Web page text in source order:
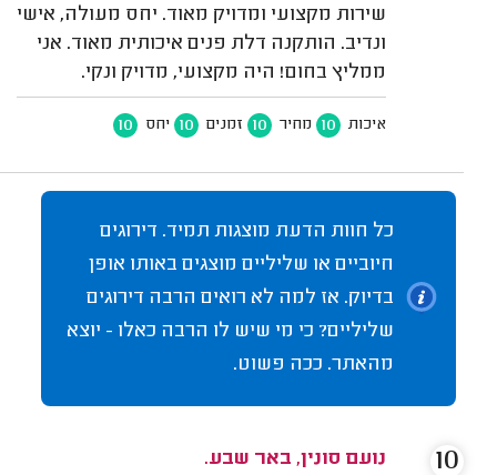
שירות מקצועי ומדויק מאוד. יחס מעולה, אישי
ונדיב. הותקנה דלת פנים איכותית מאוד. אני
ממליץ בחום! היה מקצועי, מדויק ונקי.
איכות 10 מחיר 10 זמנים 10 יחס 10
כל חוות הדעת מוצגות תמיד. דירוגים
חיוביים או שליליים מוצגים באותו אופן
בדיוק. אז למה לא רואים הרבה דירוגים
שליליים? כי מי שיש לו הרבה כאלו - יוצא
מהאתר. ככה פשוט.
נועם סונין, באר שבע. 10